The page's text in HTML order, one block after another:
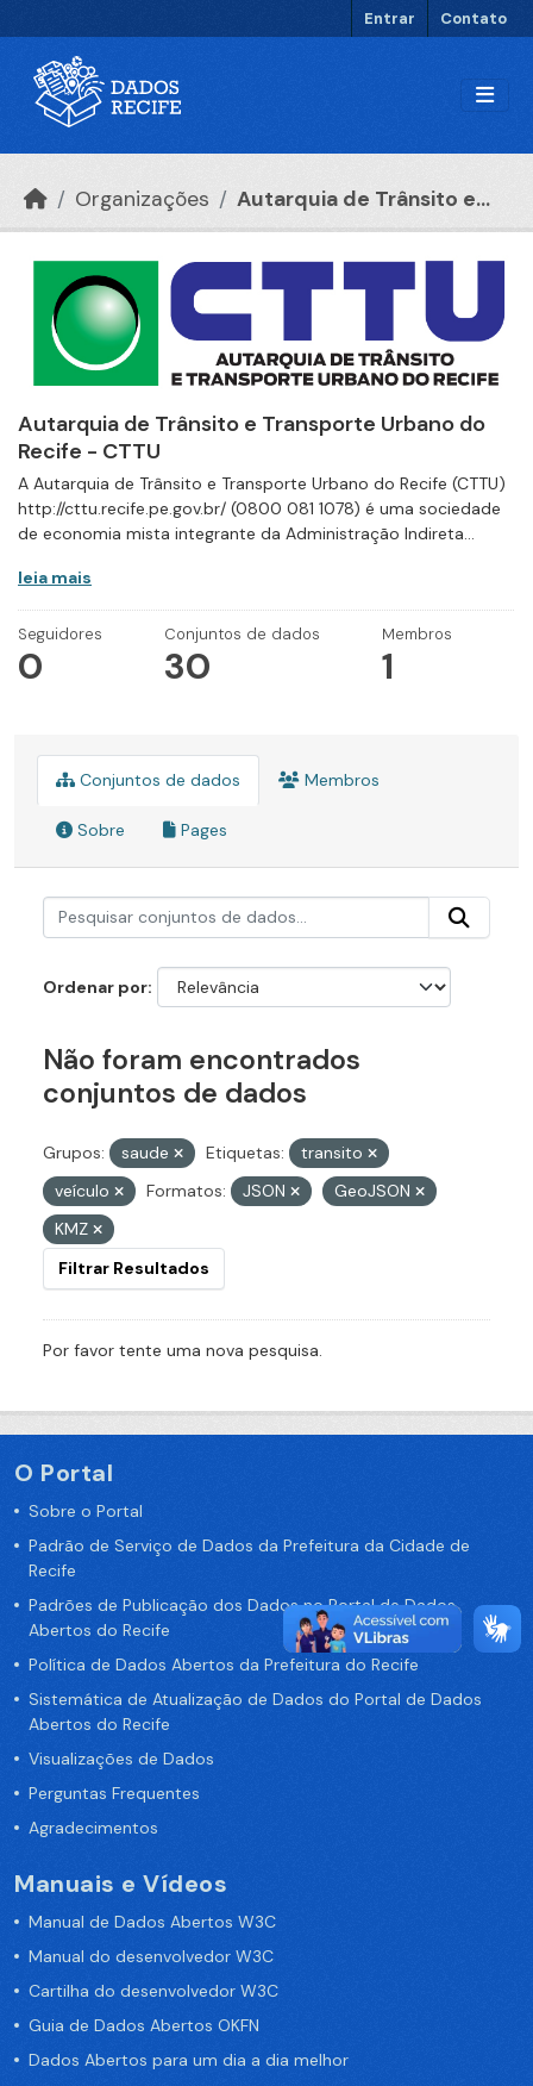
Entrar Contato
Organizações Autarquia de Trânsito e...
Autarquia de Trânsito e Transporte Urbano do
Recife - CTTU
A Autarquia de Trânsito e Transporte Urbano do Recife (CTTU)
http://cttu.recife.pe.gov.br/ (0800 081 1078) é uma sociedade
de economia mista integrante da Administração Indireta...
leia mais
Seguidores
0
Conjuntos de dados
30
Membros
1
Conjuntos de dados Membros
Sobre Pages
Ordenar por
Não foram encontrados
conjuntos de dados
Grupos: saude Etiquetas:
transito
veículo
Formatos: JSON
GeoJSON
KMZ
Filtrar Resultados
Por favor tente uma nova pesquisa.
O Portal
Sobre o Portal
Padrão de Serviço de Dados da Prefeitura da Cidade de
Recife
Padrões de Publicação dos Dados no Portal de Dados
Abertos do Recife
Política de Dados Abertos da Prefeitura do Recife
Sistemática de Atualização de Dados do Portal de Dados
Abertos do Recife
Visualizações de Dados
Perguntas Frequentes
Agradecimentos
Manuais e Vídeos
Manual de Dados Abertos W3C
Manual do desenvolvedor W3C
Cartilha do desenvolvedor W3C
Guia de Dados Abertos OKFN
Dados Abertos para um dia a dia melhor